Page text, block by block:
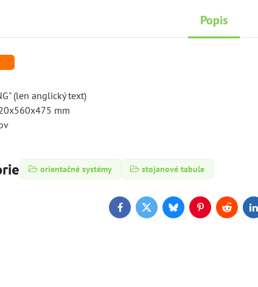
Popis
(len anglický text)
mm
orientačné systémy stojanové tabule
FacebookTwitterBlueskyPinterestReddit